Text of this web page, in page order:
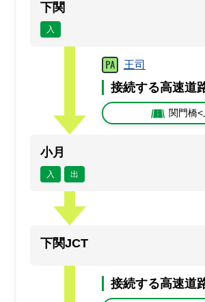
満車
空車
未提供・不明
下関
入
王司
接続する高速道
関門橋
小月
入 出
下関JCT
接続する高速道